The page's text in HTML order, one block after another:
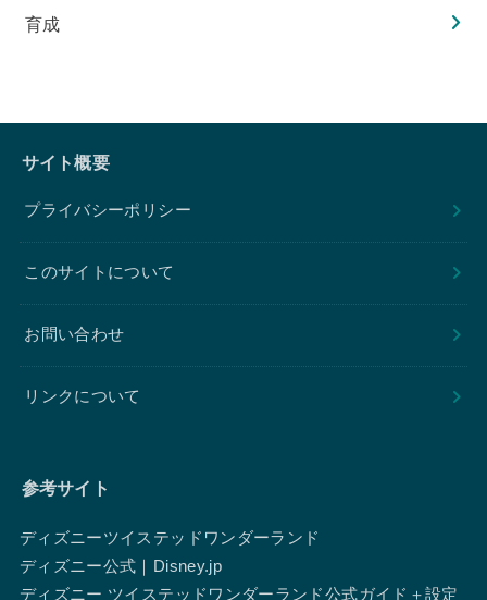
育成
サイト概要
プライバシーポリシー
このサイトについて
お問い合わせ
リンクについて
参考サイト
ディズニーツイステッドワンダーランド
ディズニー公式｜Disney.jp
ディズニー ツイステッドワンダーランド公式ガイド＋設定